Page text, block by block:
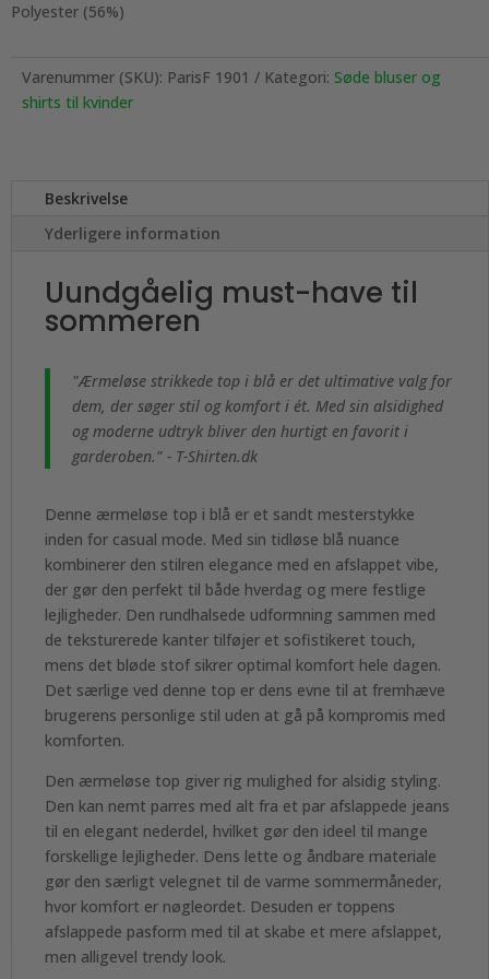
Polyester (56%)
Varenummer (SKU): ParisF 1901 Kategori: Søde bluser og
shirts til kvinder
Beskrivelse
Yderligere information
Uundgåelig must-have til
sommeren
"Ærmeløse strikkede top i blå er det ultimative valg for
dem, der søger stil og komfort i ét. Med sin alsidighed
og moderne udtryk bliver den hurtigt en favorit i
garderoben." - T-Shirten.dk
Denne ærmeløse top i blå er et sandt mesterstykke
inden for casual mode. Med sin tidløse blå nuance
kombinerer den stilren elegance med en afslappet vibe,
der gør den perfekt til både hverdag og mere festlige
lejligheder. Den rundhalsede udformning sammen med
de teksturerede kanter tilføjer et sofistikeret touch,
mens det bløde stof sikrer optimal komfort hele dagen.
Det særlige ved denne top er dens evne til at fremhæve
brugerens personlige stil uden at gå på kompromis med
komforten.
Den ærmeløse top giver rig mulighed for alsidig styling.
Den kan nemt parres med alt fra et par afslappede jeans
til en elegant nederdel, hvilket gør den ideel til mange
forskellige lejligheder. Dens lette og åndbare materiale
gør den særligt velegnet til de varme sommermåneder,
hvor komfort er nøgleordet. Desuden er toppens
afslappede pasform med til at skabe et mere afslappet,
men alligevel trendy look.